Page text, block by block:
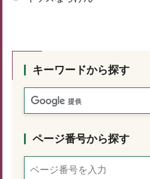
キーワードから探す
ページ番号から探す